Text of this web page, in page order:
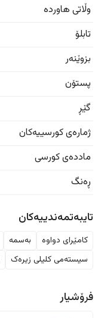
وڵاتی هاوردە
تابلۆ
بزوێنەر
پستۆن
گێڕ
ژمارەی کورسییەکان
ماددەی کورسی
ڕەنگ
تایبەتمەندییەکان
کامێرای دواوە بەسمە
سیستەمی کلیلی زیرەک
فرۆشیار